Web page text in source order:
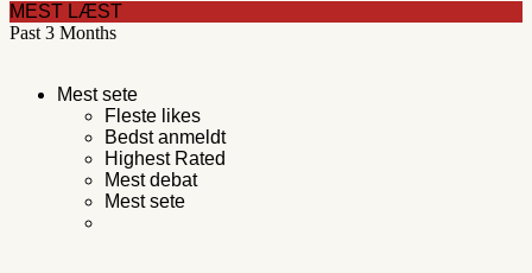
MEST LÆST
Past 3 Months
Mest sete
Fleste likes
Bedst anmeldt
Highest Rated
Mest debat
Mest sete